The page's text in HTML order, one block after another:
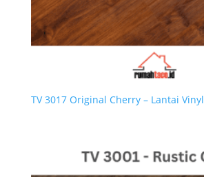
TV 3017 Original Cherry – Lantai